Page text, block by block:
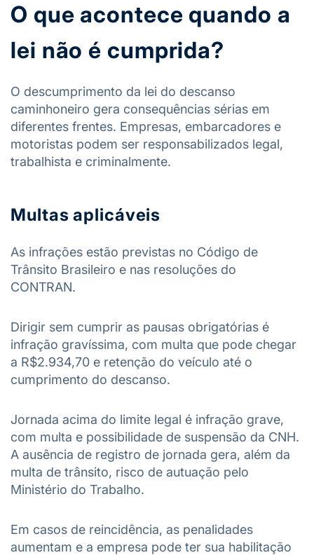
O que acontece quando a
lei não é cumprida?
O descumprimento da lei do descanso
caminhoneiro gera consequências sérias em
diferentes frentes. Empresas, embarcadores e
motoristas podem ser responsabilizados legal,
trabalhista e criminalmente.
Multas aplicáveis
As infrações estão previstas no Código de
Trânsito Brasileiro e nas resoluções do
CONTRAN.
Dirigir sem cumprir as pausas obrigatórias é
infração gravíssima, com multa que pode chegar
a R$2.934,70 e retenção do veículo até o
cumprimento do descanso.
Jornada acima do limite legal é infração grave,
com multa e possibilidade de suspensão da CNH.
A ausência de registro de jornada gera, além da
multa de trânsito, risco de autuação pelo
Ministério do Trabalho.
Em casos de reincidência, as penalidades
aumentam e a empresa pode ter sua habilitação